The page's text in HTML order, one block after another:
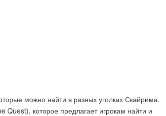
можно найти в разных уголках Скайрима.
которое предлагает игрокам найти и